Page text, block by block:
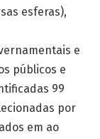
esferas),
e
públicos e
99
por
em ao